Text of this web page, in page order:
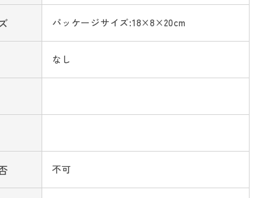
パッケージサイズ:18×8×20cm
なし
不可